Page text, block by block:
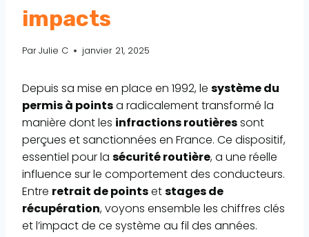
impacts
ParJulie C janvier 21, 2025
Depuis sa mise en place en 1992, le système du
permis à pointsa radicalement transformé la
manière dont les infractions routièressont
perçues et sanctionnées en France. Ce dispositif,
essentiel pour la sécurité routière, a une réelle
influence sur le comportement des conducteurs.
Entre retrait de pointsetstages de
récupération, voyons ensemble les chiffres clés
et l’impact de ce système au fil des années.